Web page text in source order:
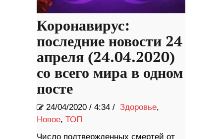
Коронавирус:
последние новости 24
апреля (24.04.2020)
со всего мира в одном
посте
24/04/2020 / 4:34 / Здоровье,
Новое, ТОП
Число подтвержденных смертей от